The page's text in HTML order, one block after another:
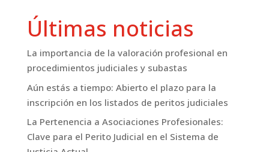
Últimas noticias
La importancia de la valoración profesional en
procedimientos judiciales y subastas
Aún estás a tiempo: Abierto el plazo para la
inscripción en los listados de peritos judiciales
La Pertenencia a Asociaciones Profesionales:
Clave para el Perito Judicial en el Sistema de